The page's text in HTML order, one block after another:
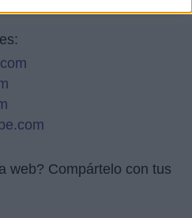
web? Compártelo con tus